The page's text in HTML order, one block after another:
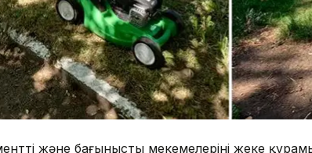
және бағынысты мекемелерінің жеке